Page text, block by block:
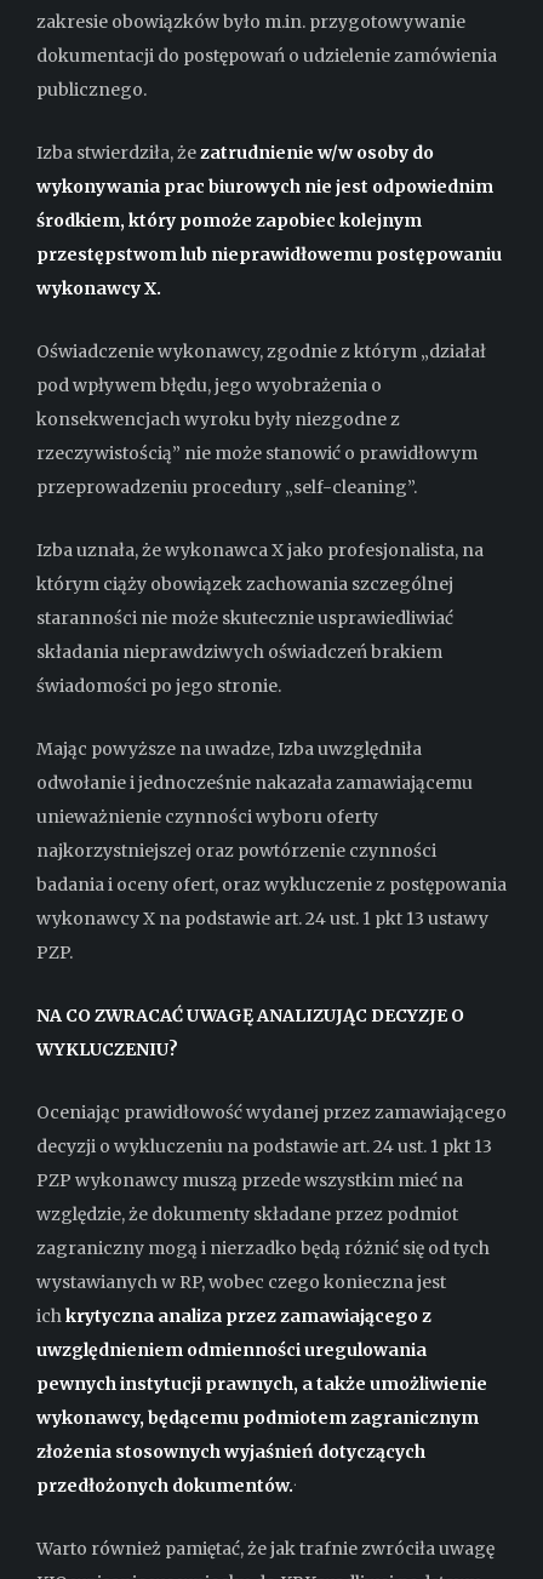
zakresie obowiązków było m.in. przygotowywanie
dokumentacji do postępowań o udzielenie zamówienia
publicznego.
Izba stwierdziła, żezatrudnienie w/w osoby do
wykonywania prac biurowych nie jest odpowiednim
środkiem, który pomoże zapobiec kolejnym
przestępstwom lub nieprawidłowemu postępowaniu
wykonawcy X.
Oświadczenie wykonawcy, zgodnie z którym „działał
pod wpływem błędu, jego wyobrażenia o
konsekwencjach wyrokubyły niezgodne z
rzeczywistością” nie może stanowić o prawidłowym
przeprowadzeniu procedury „self-cleaning”.
Izba uznała, że wykonawca X jako profesjonalista, na
którym ciąży obowiązek zachowania szczególnej
staranności nie może skutecznie usprawiedliwiać
składania nieprawdziwych oświadczeń brakiem
świadomości po jego stronie.
Mając powyższe na uwadze, Izba uwzględniła
odwołanie i jednocześnie nakazała zamawiającemu
unieważnienie czynności wyboru oferty
najkorzystniejszej oraz powtórzenie czynności
badania i oceny ofert, oraz wykluczenie z postępowania
wykonawcy X na podstawie art. 24 ust. 1 pkt 13 ustawy
PZP.
NA CO ZWRACAĆ UWAGĘ ANALIZUJĄC DECYZJE O
WYKLUCZENIU?
Oceniając prawidłowość wydanej przez zamawiającego
decyzji o wykluczeniu na podstawie art. 24 ust. 1 pkt 13
PZP wykonawcy muszą przede wszystkim mieć na
względzie, że dokumenty składane przez podmiot
zagraniczny mogą i nierzadko będą różnić się od tych
wystawianych w RP, wobec czego konieczna jest
ichkrytyczna analiza przez zamawiającego z
uwzględnieniem odmienności uregulowania
pewnych instytucji prawnych, a także umożliwienie
wykonawcy, będącemu podmiotem zagranicznym
złożenia stosownych wyjaśnień dotyczących
przedłożonych dokumentów..
Warto również pamiętać, że jak trafnie zwróciła uwagę